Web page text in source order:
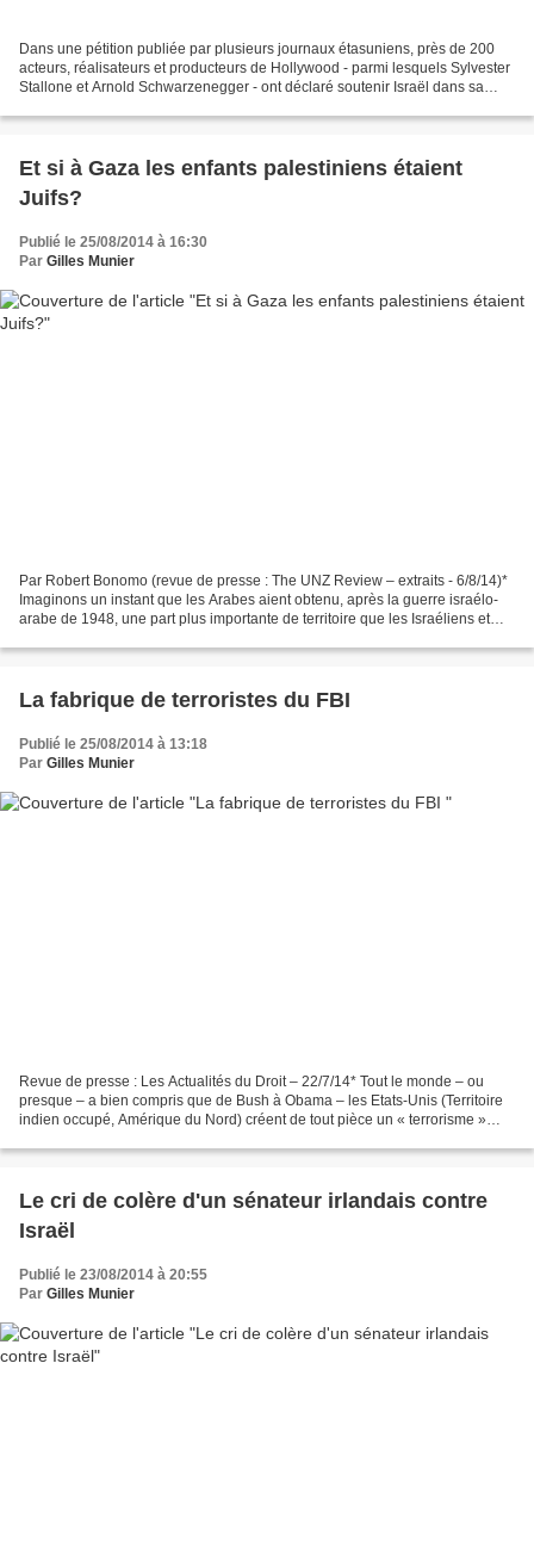
Dans une pétition publiée par plusieurs journaux étasuniens, près de 200
acteurs, réalisateurs et producteurs de Hollywood - parmi lesquels Sylvester
Stallone et Arnold Schwarzenegger - ont déclaré soutenir Israël dans sa
Et si à Gaza les enfants palestiniens étaient
Juifs?
Publié le 25/08/2014 à 16:30
Par Gilles Munier
Par Robert Bonomo (revue de presse : The UNZ Review – extraits - 6/8/14)*
Imaginons un instant que les Arabes aient obtenu, après la guerre israélo-
arabe de 1948, une part plus importante de territoire que les Israéliens et
La fabrique de terroristes du FBI
Publié le 25/08/2014 à 13:18
Par Gilles Munier
Revue de presse : Les Actualités du Droit – 22/7/14* Tout le monde – ou
presque – a bien compris que de Bush à Obama – les Etats-Unis (Territoire
indien occupé, Amérique du Nord) créent de tout pièce un « terrorisme »
Le cri de colère d'un sénateur irlandais contre
Israël
Publié le 23/08/2014 à 20:55
Par Gilles Munier